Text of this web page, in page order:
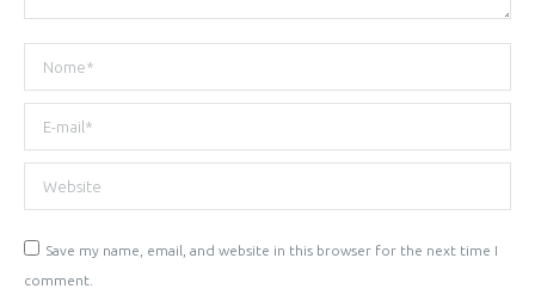
Nome *
E-mail *
Website
Save my name, email, and website in this browser for the next time I
comment.